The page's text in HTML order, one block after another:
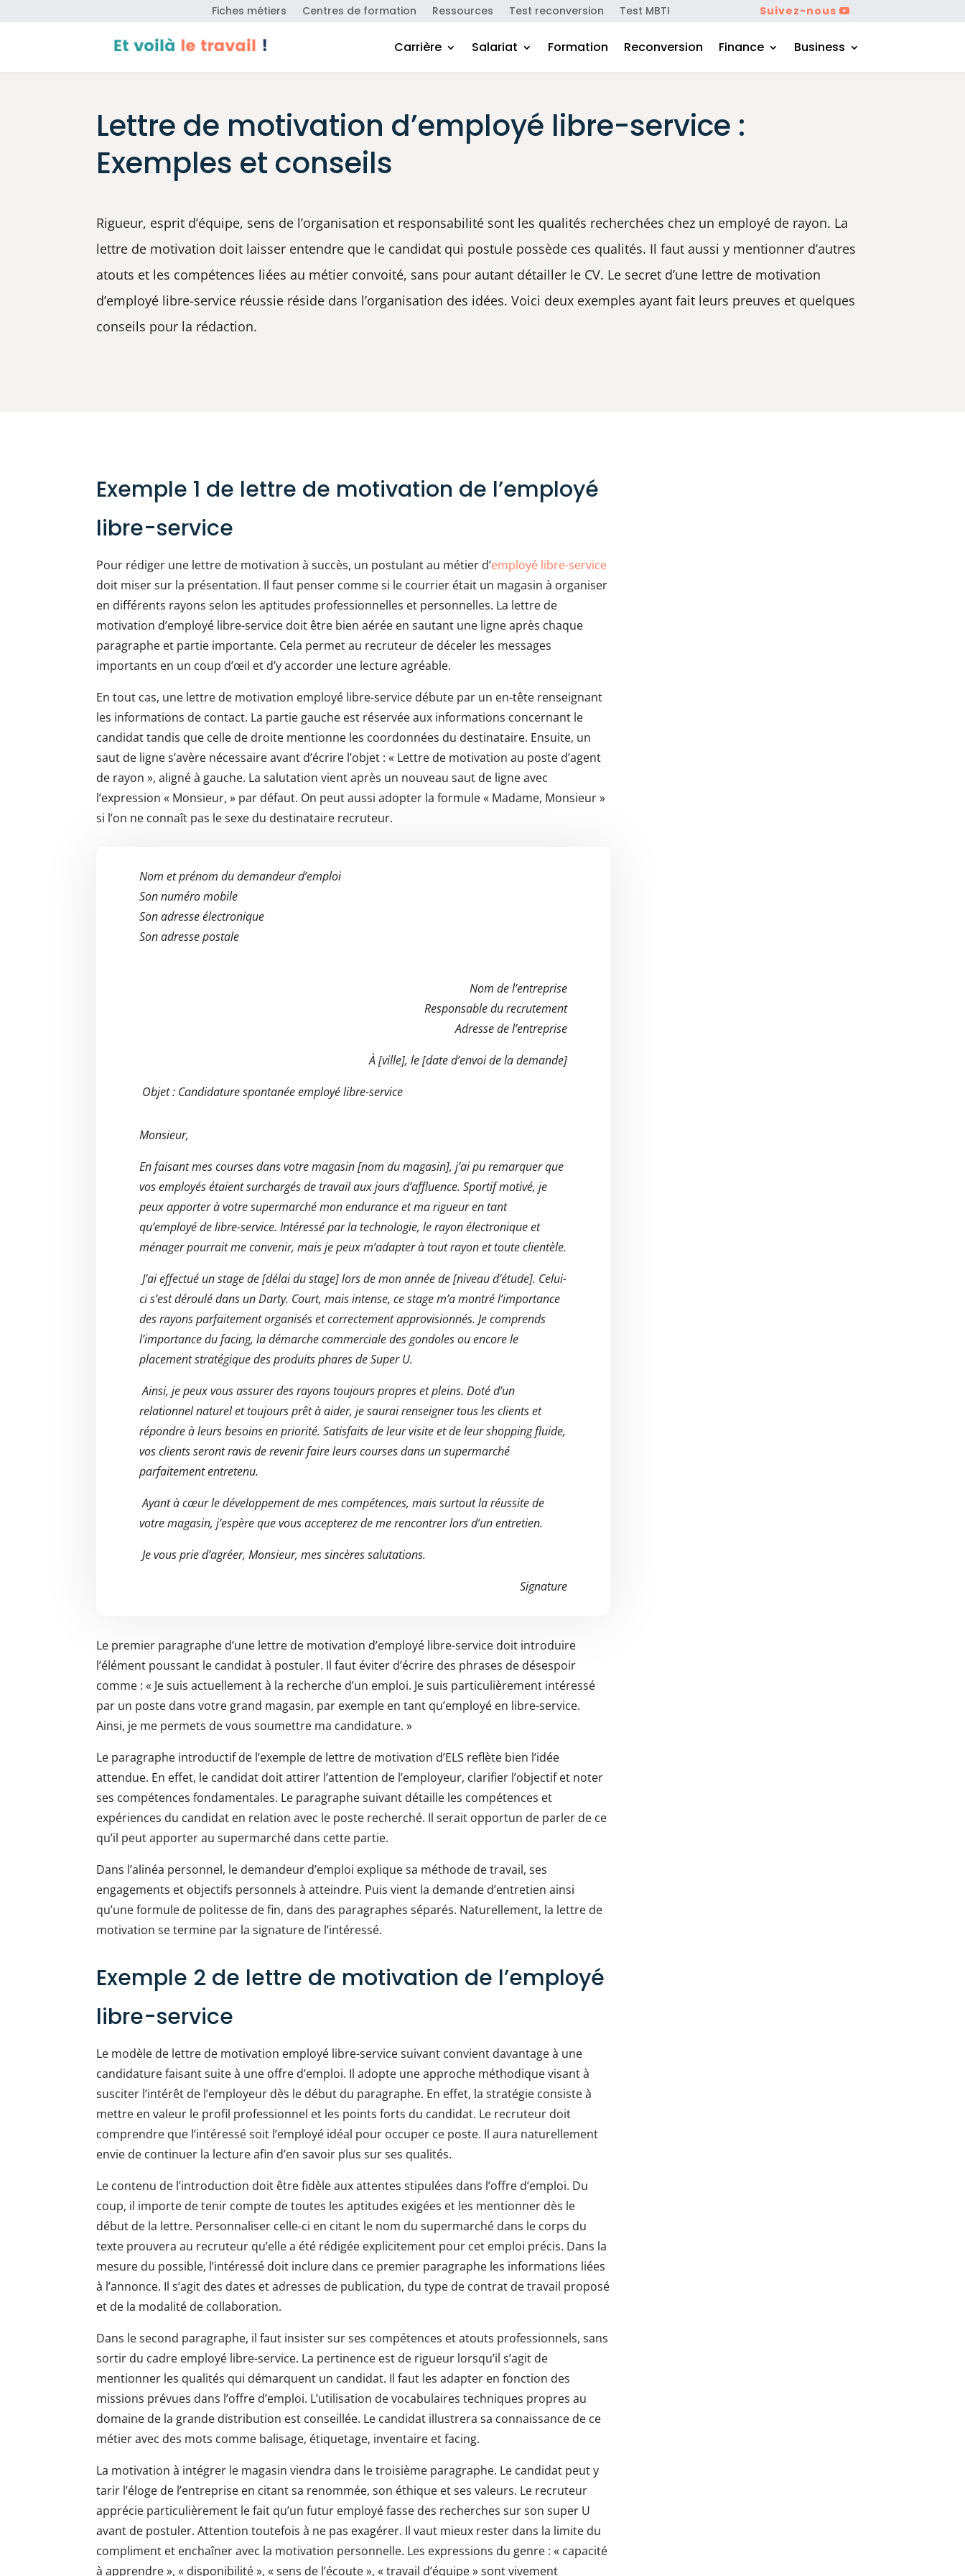
Fiches métiers Centres de formation Ressources Test reconversion Test MBTI Suivez-nous
Carrière Salariat Formation Reconversion Finance Business
Lettre de motivation d’employé libre-service :
Exemples et conseils
Rigueur, esprit d’équipe, sens de l’organisation et responsabilité sont les qualités recherchées chez un employé de rayon. La
lettre de motivation doit laisser entendre que le candidat qui postule possède ces qualités. Il faut aussi y mentionner d’autres
atouts et les compétences liées au métier convoité, sans pour autant détailler le CV. Le secret d’une lettre de motivation
d’employé libre-service réussie réside dans l’organisation des idées. Voici deux exemples ayant fait leurs preuves et quelques
conseils pour la rédaction.
Exemple 1 de lettre de motivation de l’employé
libre-service
Pour rédiger une lettre de motivation à succès, un postulant au métier d’employé libre-service
doit miser sur la présentation. Il faut penser comme si le courrier était un magasin à organiser
en différents rayons selon les aptitudes professionnelles et personnelles. La lettre de
motivation d’employé libre-service doit être bien aérée en sautant une ligne après chaque
paragraphe et partie importante. Cela permet au recruteur de déceler les messages
importants en un coup d’œil et d’y accorder une lecture agréable.
En tout cas, une lettre de motivation employé libre-service débute par un en-tête renseignant
les informations de contact. La partie gauche est réservée aux informations concernant le
candidat tandis que celle de droite mentionne les coordonnées du destinataire. Ensuite, un
saut de ligne s’avère nécessaire avant d’écrire l’objet : « Lettre de motivation au poste d’agent
de rayon », aligné à gauche. La salutation vient après un nouveau saut de ligne avec
l’expression « Monsieur, » par défaut. On peut aussi adopter la formule « Madame, Monsieur »
si l’on ne connaît pas le sexe du destinataire recruteur.
Nom et prénom du demandeur d’emploi
Son numéro mobile
Son adresse électronique
Son adresse postale
Nom de l’entreprise
Responsable du recrutement
Adresse de l’entreprise
À [ville], le [date d’envoi de la demande]
Objet: Candidature spontanée employé libre-service
Monsieur,
En faisant mes courses dans votre magasin [nom du magasin], j’ai pu remarquer que
vos employés étaient surchargés de travail aux jours d’affluence. Sportif motivé, je
peux apporter à votre supermarché mon endurance et ma rigueur en tant
qu’employé de libre-service. Intéressé par la technologie, le rayon électronique et
ménager pourrait me convenir, mais je peux m’adapter à tout rayon et toute clientèle.
J’ai effectué un stage de [délai du stage] lors de mon année de [niveau d’étude]. Celui-
ci s’est déroulé dans un Darty. Court, mais intense, ce stage m’a montré l’importance
des rayons parfaitement organisés et correctement approvisionnés. Je comprends
l’importance du facing, la démarche commerciale des gondoles ou encore le
placement stratégique des produits phares de Super U.
Ainsi, je peux vous assurer des rayons toujours propres et pleins. Doté d’un
relationnel naturel et toujours prêt à aider, je saurai renseigner tous les clients et
répondre à leurs besoins en priorité. Satisfaits de leur visite et de leur shopping fluide,
vos clients seront ravis de revenir faire leurs courses dans un supermarché
parfaitement entretenu.
Ayant à cœur le développement de mes compétences, mais surtout la réussite de
votre magasin, j’espère que vous accepterez de me rencontrer lors d’un entretien.
Je vous prie d’agréer, Monsieur, mes sincères salutations.
Signature
Le premier paragraphe d’une lettre de motivation d’employé libre-service doit introduire
l’élément poussant le candidat à postuler. Il faut éviter d’écrire des phrases de désespoir
comme : « Je suis actuellement à la recherche d’un emploi. Je suis particulièrement intéressé
par un poste dans votre grand magasin, par exemple en tant qu’employé en libre-service.
Ainsi, je me permets de vous soumettre ma candidature. »
Le paragraphe introductif de l’exemple de lettre de motivation d’ELS reflète bien l’idée
attendue. En effet, le candidat doit attirer l’attention de l’employeur, clarifier l’objectif et noter
ses compétences fondamentales. Le paragraphe suivant détaille les compétences et
expériences du candidat en relation avec le poste recherché. Il serait opportun de parler de ce
qu’il peut apporter au supermarché dans cette partie.
Dans l’alinéa personnel, le demandeur d’emploi explique sa méthode de travail, ses
engagements et objectifs personnels à atteindre. Puis vient la demande d’entretien ainsi
qu’une formule de politesse de fin, dans des paragraphes séparés. Naturellement, la lettre de
motivation se termine par la signature de l’intéressé.
Exemple 2 de lettre de motivation de l’employé
libre-service
Le modèle de lettre de motivation employé libre-service suivant convient davantage à une
candidature faisant suite à une offre d’emploi. Il adopte une approche méthodique visant à
susciter l’intérêt de l’employeur dès le début du paragraphe. En effet, la stratégie consiste à
mettre en valeur le profil professionnel et les points forts du candidat. Le recruteur doit
comprendre que l’intéressé soit l’employé idéal pour occuper ce poste. Il aura naturellement
envie de continuer la lecture afin d’en savoir plus sur ses qualités.
Le contenu de l’introduction doit être fidèle aux attentes stipulées dans l’offre d’emploi. Du
coup, il importe de tenir compte de toutes les aptitudes exigées et les mentionner dès le
début de la lettre. Personnaliser celle-ci en citant le nom du supermarché dans le corps du
texte prouvera au recruteur qu’elle a été rédigée explicitement pour cet emploi précis. Dans la
mesure du possible, l’intéressé doit inclure dans ce premier paragraphe les informations liées
à l’annonce. Il s’agit des dates et adresses de publication, du type de contrat de travail proposé
et de la modalité de collaboration.
Dans le second paragraphe, il faut insister sur ses compétences et atouts professionnels, sans
sortir du cadre employé libre-service. La pertinence est de rigueur lorsqu’il s’agit de
mentionner les qualités qui démarquent un candidat. Il faut les adapter en fonction des
missions prévues dans l’offre d’emploi. L’utilisation de vocabulaires techniques propres au
domaine de la grande distribution est conseillée. Le candidat illustrera sa connaissance de ce
métier avec des mots comme balisage, étiquetage, inventaire et facing.
La motivation à intégrer le magasin viendra dans le troisième paragraphe. Le candidat peut y
tarir l’éloge de l’entreprise en citant sa renommée, son éthique et ses valeurs. Le recruteur
apprécie particulièrement le fait qu’un futur employé fasse des recherches sur son super U
avant de postuler. Attention toutefois à ne pas exagérer. Il vaut mieux rester dans la limite du
compliment et enchaîner avec la motivation personnelle. Les expressions du genre : « capacité
à apprendre », « disponibilité », « sens de l’écoute », « travail d’équipe » sont vivement